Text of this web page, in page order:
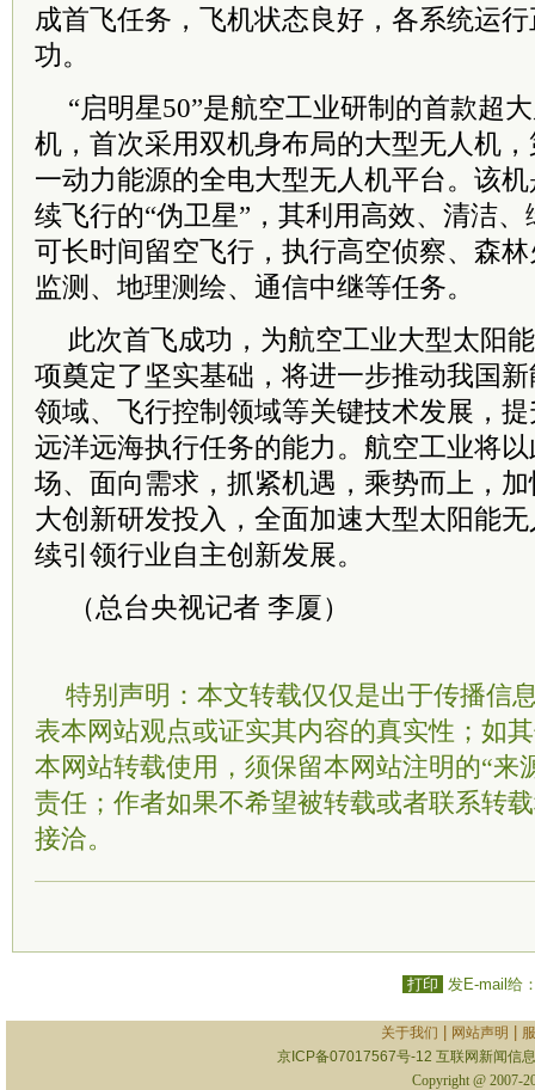
成首飞任务，飞机状态良好，各系统运
功。
“启明星50”是航空工业研制的首款超
机，首次采用双机身布局的大型无人机
一动力能源的全电大型无人机平台。该
续飞行的“伪卫星”，其利用高效、清洁
可长时间留空飞行，执行高空侦察、森
监测、地理测绘、通信中继等任务。
此次首飞成功，为航空工业大型太阳
项奠定了坚实基础，将进一步推动我国
领域、飞行控制领域等关键技术发展，
远洋远海执行任务的能力。航空工业将
场、面向需求，抓紧机遇，乘势而上，
大创新研发投入，全面加速大型太阳能
续引领行业自主创新发展。
（总台央视记者 李厦）
特别声明：本文转载仅仅是出于传播信
表本网站观点或证实其内容的真实性；如
本网站转载使用，须保留本网站注明的“来
责任；作者如果不希望被转载或者联系转
接洽。
打印 发E-mail给
关于我们 网站声明
京ICP备07017567号-12 互联网新闻信
Copyright @ 2007-